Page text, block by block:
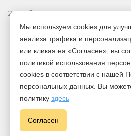
2026 © Электрика оптом и в
Королёв. Информация,
публичной
Версия для
Мы используем cookies для
анализа трафика и
или кликая на «Согласен», вы
политикой использования
cookies в соответствии с нашей
персональных данных. Вы
политику здесь
Cогласен